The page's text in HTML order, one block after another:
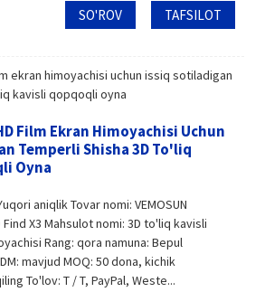
SO'ROV TAFSILOT
Film Ekran Himoyachisi Uchun
Temperli Shisha 3D To'liq
Oyna
aniqlik Tovar nomi: VEMOSUN
X3 Mahsulot nomi: 3D to'liq kavisli
Rang: qora namuna: Bepul
mavjud MOQ: 50 dona, kichik
To'lov: T / T, PayPal, Weste...